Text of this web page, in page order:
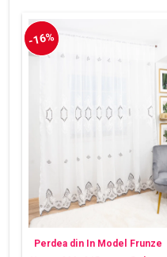
-16%
Perdea din In Model Frunze